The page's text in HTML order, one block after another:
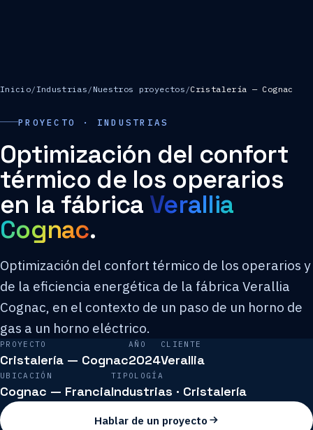
Inicio/Industrias / Nuestros proyectos /Cristalería — Cognac
PROYECTO · INDUSTRIAS
Optimización del confort
térmico de los operarios
en la fábrica Verallia
Cognac.
Optimización del confort térmico de los operarios y
de la eficiencia energética de la fábrica Verallia
Cognac, en el contexto de un paso de un horno de
gas a un horno eléctrico.
PROYECTO
Cristalería — Cognac
AÑO
2024
CLIENTE
Verallia
UBICACIÓN
Cognac — Francia
TIPOLOGÍA
Industrias · Cristalería
Hablar de un proyecto